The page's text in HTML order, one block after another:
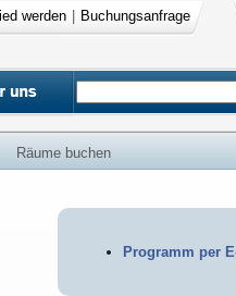
werden Buchungsanfrage
Räume buchen
Programm per